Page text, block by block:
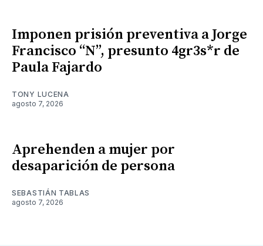
Imponen prisión preventiva a Jorge
Francisco “N”, presunto 4gr3s*r de
Paula Fajardo
TONY LUCENA
agosto 7, 2026
Aprehenden a mujer por
desaparición de persona
SEBASTIÁN TABLAS
agosto 7, 2026